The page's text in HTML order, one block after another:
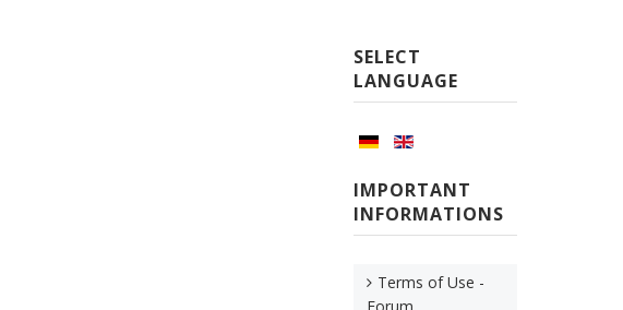
SELECT
LANGUAGE
IMPORTANT
INFORMATIONS
Terms of Use -